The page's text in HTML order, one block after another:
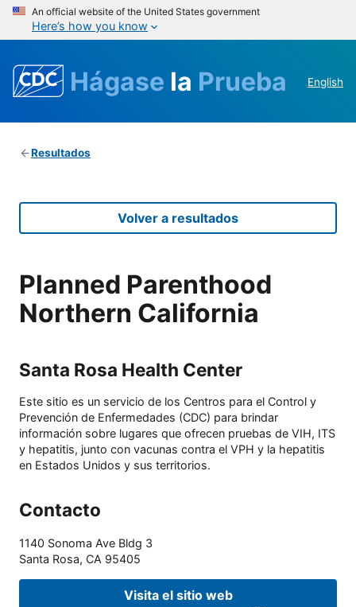
An official website of the United States government
Here’s how you know
Hágase la Prueba English
Resultados
Volver a resultados
Planned Parenthood
Northern California
Santa Rosa Health Center
Este sitio es un servicio de los Centros para el Control y
Prevención de Enfermedades (CDC) para brindar
información sobre lugares que ofrecen pruebas de VIH, ITS
y hepatitis, junto con vacunas contra el VPH y la hepatitis
en Estados Unidos y sus territorios.
Contacto
1140 Sonoma Ave Bldg 3
Santa Rosa, CA 95405
Visita el sitio web